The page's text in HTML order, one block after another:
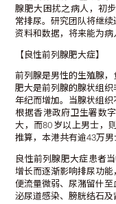
腺肥大困扰之病人，初
常排尿。研究团队将继
资料和数据，将来能为病
【良性前列腺肥大症】
前列腺是男性的生殖腺
肥大是前列腺的腺状组
年纪而增加。当腺状组织
根据香港政府卫生署数
大，而80岁以上男士，
推算，本港共有逾43万男
良性前列腺肥大症患者
增长而逐渐影响排尿功
便流量微弱、尿潴留什
泌尿道感染、膀胱结石及